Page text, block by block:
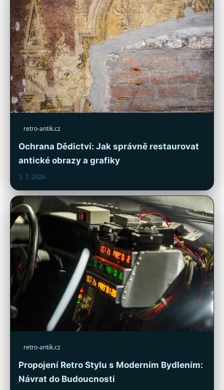
retro-antik.cz
Ochrana Dědictví: Jak správně restaurovat
antické obrazy a grafiky
5. 7. 2026
retro-antik.cz
Propojení Retro Stylu s Moderním Bydlením:
Návrat do Budoucnosti